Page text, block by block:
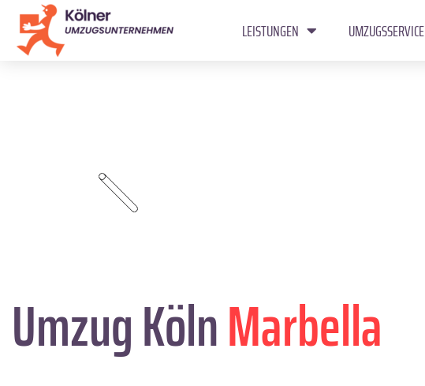
LEISTUNGEN UMZUGSSERVICE
Umzug KölnMarbella